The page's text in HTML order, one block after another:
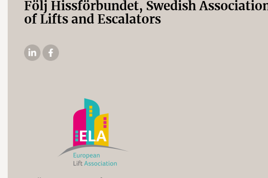
Följ Hissförbundet, Swedish
of Lifts and Escalators